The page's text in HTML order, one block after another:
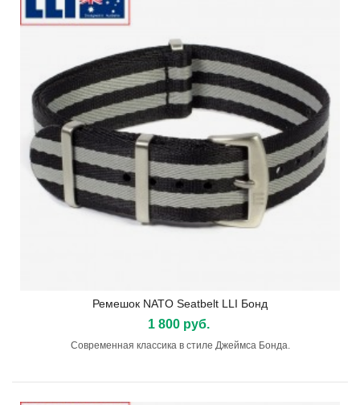
Ремешок NATO Seatbelt LLI Бонд
1 800 руб.
Современная классика в стиле Джеймса Бонда.